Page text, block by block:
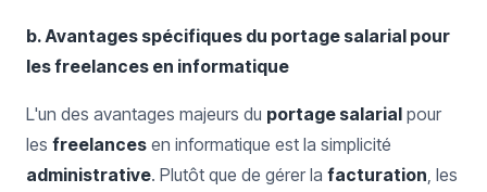
b. Avantages spécifiques du portage salarial pour
les freelances en informatique
L'un des avantages majeurs du portage salarial pour
les freelances en informatique est la simplicité
administrative. Plutôt que de gérer la facturation, les